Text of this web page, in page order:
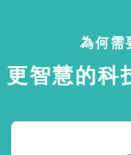
為何
更智慧的科